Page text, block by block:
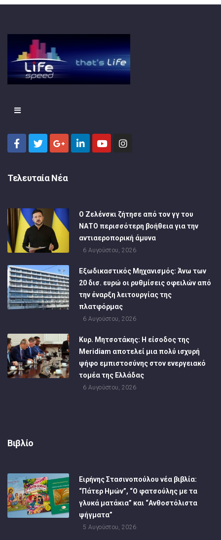
Τελευταία Νέα
Ο Ζελένσκι ζήτησε από τον γγ του
ΝΑΤΟ περισσότερη βοήθεια για την
αντιαεροπορική άμυνα
6 Αυγούστου, 2026
Εξωδικαστικός Μηχανισμός: Άνω των
20 δισ. ευρώ οι ρυθμίσεις οφειλών από
την έναρξη λειτουργίας της
πλατφόρμας
6 Αυγούστου, 2026
Κυρ. Μητσοτάκης: Η είσοδος της
Meridiam αποτελεί μια πολύ ισχυρή
ψήφο εμπιστοσύνης στον ενεργειακό
τομέα της Ελλάδας
6 Αυγούστου, 2026
Βιβλίο
Ειρήνης Στασινοπούλου νέα βιβλία:
“Πάτερ Ημών”, “Ο φατσούλης με τα
γλυκά ματάκια” και “Ανθοστόλιστα
ψήγματα”
5 Αυγούστου, 2026